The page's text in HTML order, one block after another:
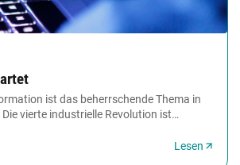
ist das beherrschende Thema in
vierte industrielle Revolution ist
Lesen